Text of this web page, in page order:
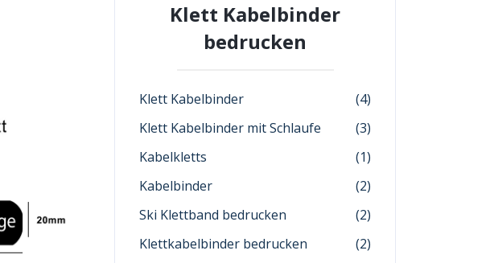
Klett Kabelbinder
bedrucken
Klett Kabelbinder
(4)
Klett Kabelbinder mit Schlaufe
(3)
Kabelkletts
(1)
Kabelbinder
(2)
Ski Klettband bedrucken
(2)
Klettkabelbinder bedrucken
(2)